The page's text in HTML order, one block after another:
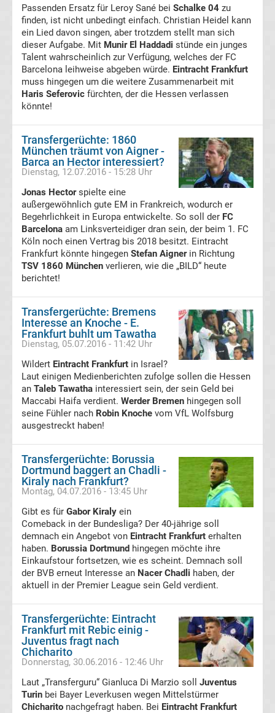
Transfergerüchte
RB
Leipzig
Transfergerüchte
Weiss
Essen
Transfergerüchte
SC
Freiburg
Transfergerüchte
SC
Paderborn
07
Schalke
04
Transfergerüchte
SpVgg
Greuther
Fürth
Transfergerüchte
Unterhaching
Passenden Ersatz für Leroy Sané bei Schalke 04 zu
finden, ist nicht unbedingt einfach. Christian Heidel kann
ein Lied davon singen, aber trotzdem stellt man sich
dieser Aufgabe. Mit Munir El Haddadi stünde ein junges
Talent wahrscheinlich zur Verfügung, welches der FC
Barcelona leihweise abgeben würde. Eintracht Frankfurt
muss hingegen um die weitere Zusammenarbeit mit
Haris Seferovic fürchten, der die Hessen verlassen
könnte!
Transfergerüchte: 1860
München träumt von Aigner -
Barca an Hector interessiert?
Dienstag, 12.07.2016 - 15:28 Uhr
Jonas Hectorspielte eine
außergewöhnlich gute EM in Frankreich, wodurch er
Begehrlichkeit in Europa entwickelte. So soll der FC
Barcelona am Linksverteidiger dran sein, der beim 1. FC
Köln noch einen Vertrag bis 2018 besitzt. Eintracht
Frankfurt könnte hingegen Stefan Aignerin Richtung
TSV 1860 München verlieren, wie die „BILD“ heute
berichtet!
Transfergerüchte: Bremens
Interesse an Knoche - E.
Frankfurt buhlt um Tawatha
Dienstag, 05.07.2016 - 11:42 Uhr
Wildert Eintracht Frankfurt in Israel?
Laut einigen Medienberichten zufolge sollen die Hessen
an Taleb Tawatha interessiert sein, der sein Geld bei
Maccabi Haifa verdient. Werder Bremen hingegen soll
seine Fühler nach Robin Knoche vom VfL Wolfsburg
ausgestreckt haben!
Transfergerüchte: Borussia
Dortmund baggert an Chadli -
Kiraly nach Frankfurt?
Montag, 04.07.2016 - 13:45 Uhr
Gibt es für Gabor Kiraly ein
Comeback in der Bundesliga? Der 40-jährige soll
demnach ein Angebot von Eintracht Frankfurt erhalten
haben. Borussia Dortmund hingegen möchte ihre
Einkaufstour fortsetzen, wie es scheint. Demnach soll
der BVB erneut Interesse an Nacer Chadli haben, der
aktuell in der Premier League sein Geld verdient.
Transfergerüchte: Eintracht
Frankfurt mit Rebic einig -
Juventus fragt nach
Chicharito
Donnerstag, 30.06.2016 - 12:46 Uhr
Laut „Transferguru“ Gianluca Di Marzio soll Juventus
Turin bei Bayer Leverkusen wegen Mittelstürmer
Chicharito nachgefragt haben. Bei Eintracht Frankfurt